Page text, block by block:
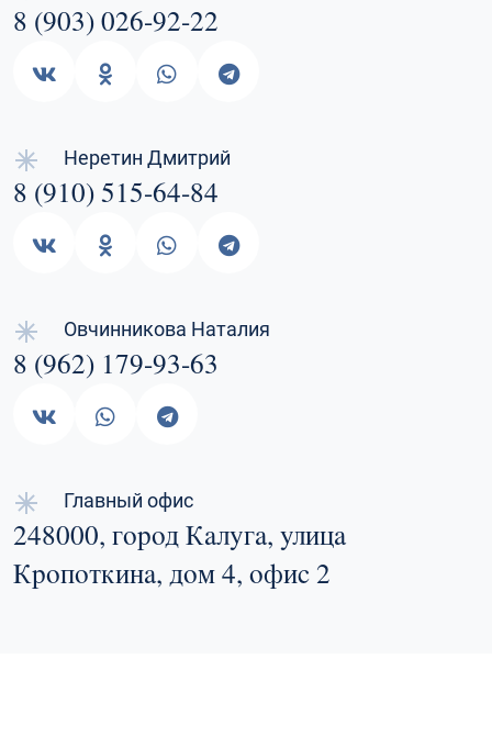
8 (903) 026-92-22
Неретин Дмитрий
8 (910) 515-64-84
Овчинникова Наталия
8 (962) 179-93-63
Главный офис
248000, город Калуга, улица
Кропоткина, дом 4, офис 2